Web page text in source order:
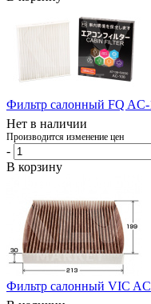
Фильтр салонный FQ AC-
Нет в наличии
Производится изменение цен
-
В корзину
Фильтр салонный VIC